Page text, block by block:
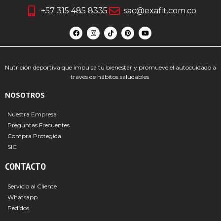
+57 315 485 8335 sac@exafit.com.co
Nutrición deportiva que impulsa tu bienestar y promueve el autocuidado a
través de hábitos saludables
NOSOTROS
Nuestra Empresa
Preguntas Frecuentes
Compra Protegida
SIC
CONTACTO
Servicio al Cliente
Whatsapp
Pedidos